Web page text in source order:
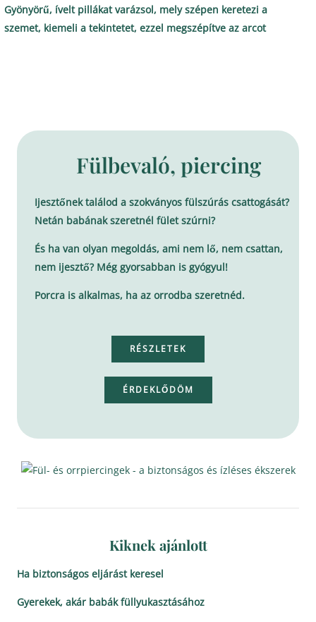
Gyönyörű, ívelt pillákat varázsol, mely szépen keretezi a
szemet, kiemeli a tekintetet, ezzel megszépítve az arcot
Fülbevaló, piercing
Ijesztőnek találod a szokványos fülszúrás csattogását?
Netán babának szeretnél fület szúrni?
És ha van olyan megoldás, ami nem lő, nem csattan,
nem ijesztő? Még gyorsabban is gyógyul!
Porcra is alkalmas, ha az orrodba szeretnéd.
RÉSZLETEK
ÉRDEKLŐDÖM
Kiknek ajánlott
Ha biztonságos eljárást keresel
Gyerekek, akár babák füllyukasztásához